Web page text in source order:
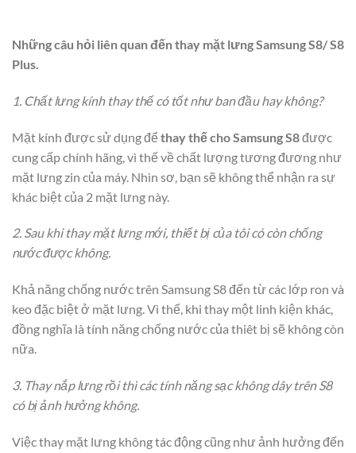
Những câu hỏi liên quan đến thay mặt lưng Samsung S8/ S8
Plus.
1. Chất lưng kính thay thế có tốt như ban đầu hay không?
Mặt kính được sử dụng để thay thế cho Samsung S8được
cung cấp chính hãng, vì thế về chất lượng tương đương như
mặt lưng zin của máy. Nhìn sơ, bạn sẽ không thể nhận ra sự
khác biệt của 2 mặt lưng này.
2. Sau khi thay mặt lưng mới, thiết bị của tôi có còn chống
nước được không.
Khả năng chống nước trên Samsung S8 đến từ các lớp ron và
keo đặc biệt ở mặt lưng. Vì thế, khi thay một linh kiện khác,
đồng nghĩa là tính năng chống nước của thiêt bị sẽ không còn
nữa.
3. Thay nắp lưng rồi thì các tính năng sạc không dây trên S8
có bị ảnh hưởng không.
Việc thay mặt lưng không tác động cũng như ảnh hưởng đến